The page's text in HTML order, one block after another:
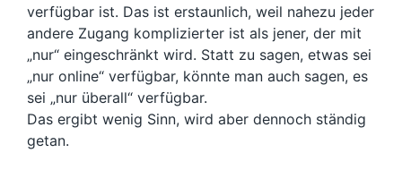
verfügbar ist. Das ist erstaunlich, weil nahezu jeder
andere Zugang komplizierter ist als jener, der mit
„nur“ eingeschränkt wird. Statt zu sagen, etwas sei
„nur online“ verfügbar, könnte man auch sagen, es
sei „nur überall“ verfügbar.
Das ergibt wenig Sinn, wird aber dennoch ständig
getan.